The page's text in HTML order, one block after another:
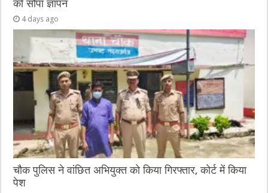
को सौंपा ज्ञापन
4 days ago
चौक पुलिस ने वांछित अभियुक्त को किया गिरफ्तार, कोर्ट में किया
पेश